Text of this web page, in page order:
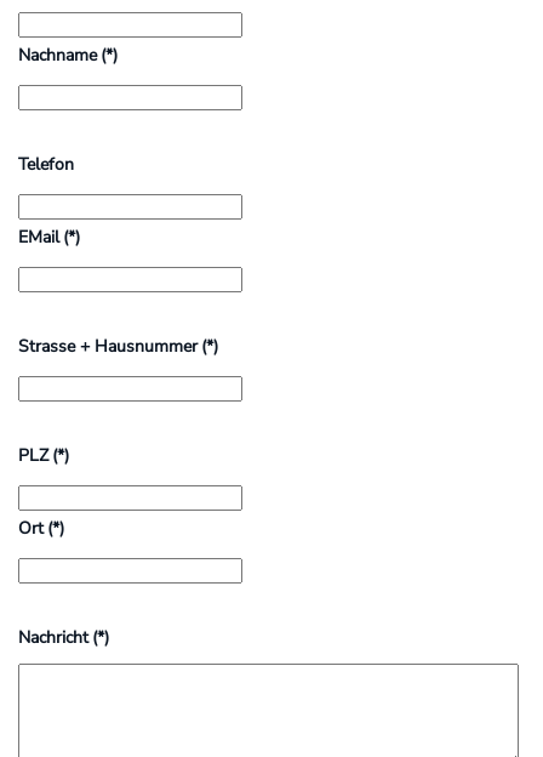
Nachname (*)
Telefon
EMail (*)
Strasse + Hausnummer (*)
PLZ (*)
Ort (*)
Nachricht (*)